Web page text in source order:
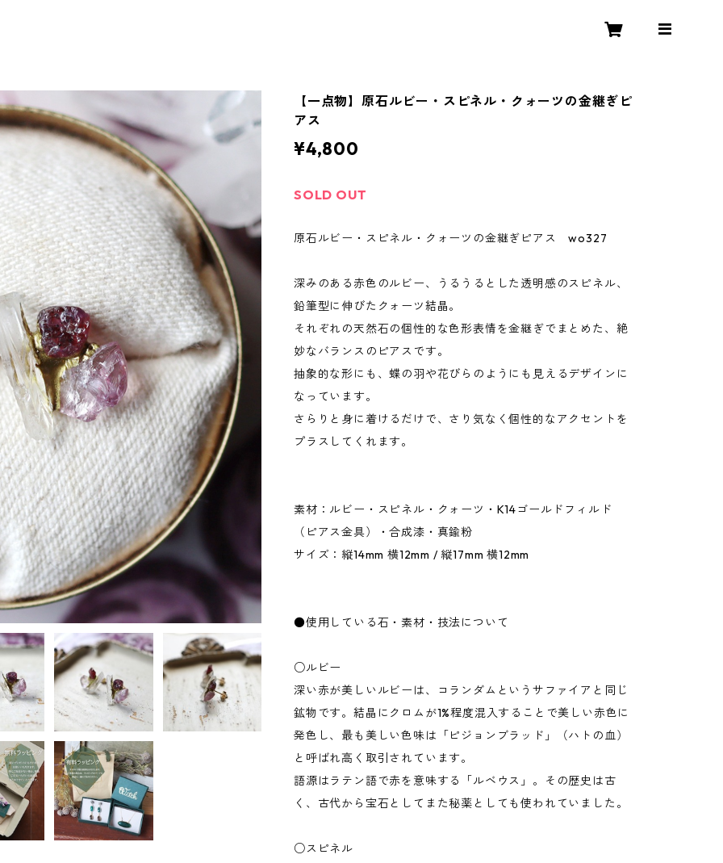
【一点物】原石ルビー・スピネル・クォーツの金継ぎピ
アス
¥4,800
SOLD OUT
原石ルビー・スピネル・クォーツの金継ぎピアス wo327
深みのある赤色のルビー、うるうるとした透明感のスピネル、
鉛筆型に伸びたクォーツ結晶。
それぞれの天然石の個性的な色形表情を金継ぎでまとめた、絶
妙なバランスのピアスです。
抽象的な形にも、蝶の羽や花びらのようにも見えるデザインに
なっています。
さらりと身に着けるだけで、さり気なく個性的なアクセントを
プラスしてくれます。
素材：ルビー・スピネル・クォーツ・K14ゴールドフィルド
（ピアス金具）・合成漆・真鍮粉
サイズ：縦14mm 横12mm / 縦17mm 横12mm
●使用している石・素材・技法について
○ルビー
深い赤が美しいルビーは、コランダムというサファイアと同じ
鉱物です。結晶にクロムが1%程度混入することで美しい赤色に
発色し、最も美しい色味は「ピジョンブラッド」（ハトの血）
と呼ばれ高く取引されています。
語源はラテン語で赤を意味する「ルベウス」。その歴史は古
く、古代から宝石としてまた秘薬としても使われていました。
○スピネル